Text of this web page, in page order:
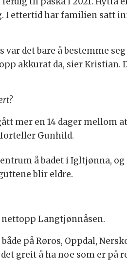
I ettertid har familien satt
det bare å bestemme
akkurat da, sier
mer en 14 dager mellom
Gunhild.
å badet i Igltjønna,
blir eldre.
Langtjønnåsen.
på Røros, Oppdal,
greit å ha noe som er